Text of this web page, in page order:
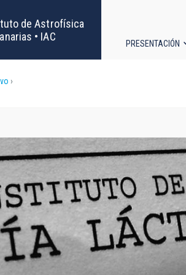
de Astrofísica
• IAC
PRESENTACIÓN